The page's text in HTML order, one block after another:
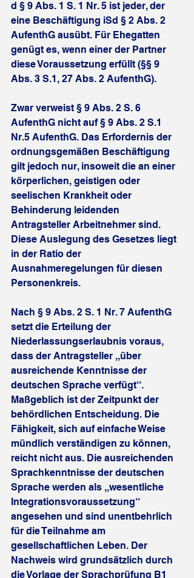
d § 9 Abs. 1 S. 1 Nr. 5 ist jeder, der
eine Beschäftigung iSd § 2 Abs. 2
AufenthG ausübt. Für Ehegatten
genügt es, wenn einer der Partner
diese Voraussetzung erfüllt (§§ 9
Abs. 3 S.1, 27 Abs. 2 AufenthG).
Zwar verweist § 9 Abs. 2 S. 6
AufenthG nicht auf § 9 Abs. 2 S.1
Nr.5 AufenthG. Das Erfordernis der
ordnungsgemäßen Beschäftigung
gilt jedoch nur, insoweit die an einer
körperlichen, geistigen oder
seelischen Krankheit oder
Behinderung leidenden
Antragsteller Arbeitnehmer sind.
Diese Auslegung des Gesetzes liegt
in der Ratio der
Ausnahmeregelungen für diesen
Personenkreis.
Nach § 9 Abs. 2 S. 1 Nr. 7 AufenthG
setzt die Erteilung der
Niederlassungserlaubnis voraus,
dass der Antragsteller ,,über
ausreichende Kenntnisse der
deutschen Sprache verfügt‘‘.
Maßgeblich ist der Zeitpunkt der
behördlichen Entscheidung. Die
Fähigkeit, sich auf einfache Weise
mündlich verständigen zu können,
reicht nicht aus. Die ausreichenden
Sprachkenntnisse der deutschen
Sprache werden als ,,wesentliche
Integrationsvoraussetzung‘‘
angesehen und sind unentbehrlich
für die Teilnahme am
gesellschaftlichen Leben. Der
Nachweis wird grundsätzlich durch
die Vorlage der Sprachprüfung B1